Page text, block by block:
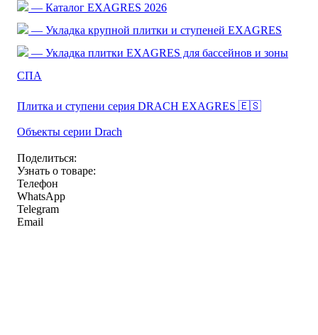
— Каталог EXAGRES 2026
— Укладка крупной плитки и ступеней EXAGRES
— Укладка плитки EXAGRES для бассейнов и зоны
СПА
Плитка и ступени серия DRACH EXAGRES 🇪🇸
Объекты серии Drach
Поделиться:
Узнать о товаре:
Телефон
WhatsApp
Telegram
Email